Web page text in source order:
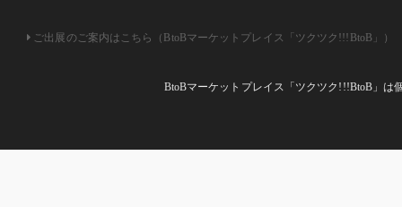
ご出展のご案内はこちら（BtoBマーケットプレイス「ツクツク!!!BtoB」）
BtoBマーケットプレイス「ツクツク!!!BtoB」は